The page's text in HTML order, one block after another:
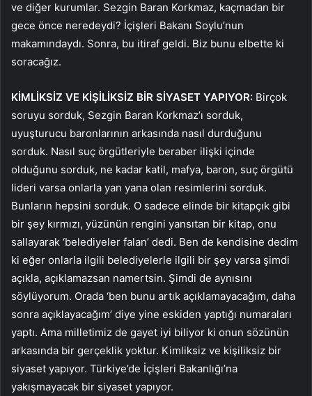
ve diğer kurumlar. Sezgin Baran Korkmaz, kaçmadan bir
gece önce neredeydi? İçişleri Bakanı Soylu’nun
makamındaydı. Sonra, bu itiraf geldi. Biz bunu elbette ki
soracağız.
KİMLİKSİZ VE KİŞİLİKSİZ BİR SİYASET YAPIYOR: Birçok
soruyu sorduk, Sezgin Baran Korkmaz’ı sorduk,
uyuşturucu baronlarının arkasında nasıl durduğunu
sorduk. Nasıl suç örgütleriyle beraber ilişki içinde
olduğunu sorduk, ne kadar katil, mafya, baron, suç örgütü
lideri varsa onlarla yan yana olan resimlerini sorduk.
Bunların hepsini sorduk. O sadece elinde bir kitapçık gibi
bir şey kırmızı, yüzünün rengini yansıtan bir kitap, onu
sallayarak ‘belediyeler falan’ dedi. Ben de kendisine dedim
ki eğer onlarla ilgili belediyelerle ilgili bir şey varsa şimdi
açıkla, açıklamazsan namertsin. Şimdi de aynısını
söylüyorum. Orada ‘ben bunu artık açıklamayacağım, daha
sonra açıklayacağım’ diye yine eskiden yaptığı numaraları
yaptı. Ama milletimiz de gayet iyi biliyor ki onun sözünün
arkasında bir gerçeklik yoktur. Kimliksiz ve kişiliksiz bir
siyaset yapıyor. Türkiye’de İçişleri Bakanlığı’na
yakışmayacak bir siyaset yapıyor.